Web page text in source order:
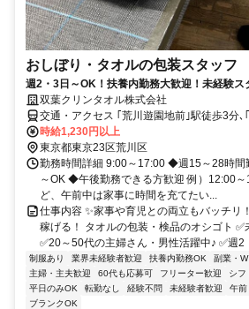
おしぼり・タオルの包装スタッフ
週2・3日～OK！扶養内勤務大歓迎！未経験ス
双葉クリンタオル株式会社
交通・アクセス ｢荒川遊園地前｣駅徒歩3分､
時給1,230円以上
東京都東京23区荒川区
勤務時間詳細 9:00～17:00 ◆週15～28時
～OK ◆午後勤務できる方歓迎 例）12:00
ど、午前中は家事に時間を充てたい...
仕事内容 ✨家事や育児との両立もバッチリ
稼げる！ タオルの包装・検品のオシゴト ✅
✅20～50代の主婦さん・男性活躍中♪ ✅週2
制服あり 業界未経験者歓迎 扶養内勤務OK 副業・
主婦・主夫歓迎
60代も応募可 フリーター歓迎 シフ
平日のみOK
転勤なし 経験不問 未経験者歓迎 午前
ブランクOK